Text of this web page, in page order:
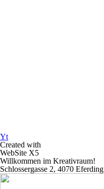
Yt
Created with
WebSite X5
Willkommen im Kreativraum!
Schlossergasse 2, 4070 Eferding